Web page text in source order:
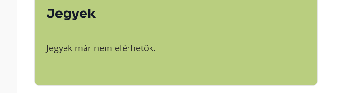
Jegyek
Jegyek már nem elérhetők.